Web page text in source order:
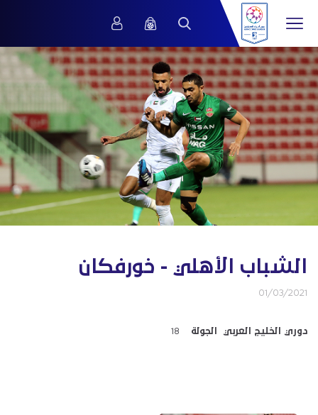
الشباب الأهلي - خورفكان
01/03/2021
دوري الخليج العربي الجولة 18